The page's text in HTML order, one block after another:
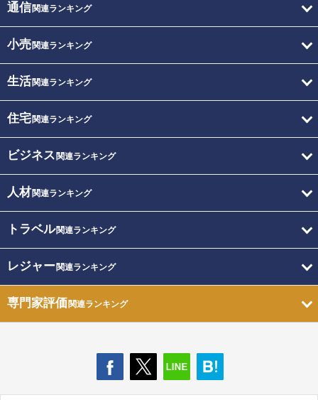
通信関連ランキング
小売関連ランキング
生活関連ランキング
住宅関連ランキング
ビジネス 関連ランキング
人材関連ランキング
トラベル関連ランキング
レジャー関連ランキング
専門家評価関連ランキング